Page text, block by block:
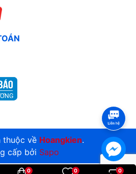
thuộc về Hoangkien.
cấp bởi Sapo
0 0 0